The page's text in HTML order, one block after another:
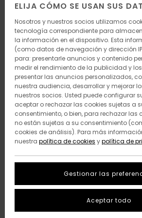
ELIJA CÓMO SE USAN SUS
Nosotros y nuestros socios utilizamos
tecnología correspondiente para
la información en el dispositivo. Esta
(como datos de navegación y dirección
para: presentarle anuncios y contenido
medir el rendimiento de la publicidad y
presentar las anuncios personalizados,
nuestra audiencia, desarrollar y mejorar
nuestros socios. Usted puede configurar
aceptar o rechazar las cookies sujetas a
consentimiento, o bien, para rechazar las
no están sujetas a su consentimiento
cookies de análisis). Para más
nuestra política de cookies ypolítica de
Gestionar las
Aceptar todo